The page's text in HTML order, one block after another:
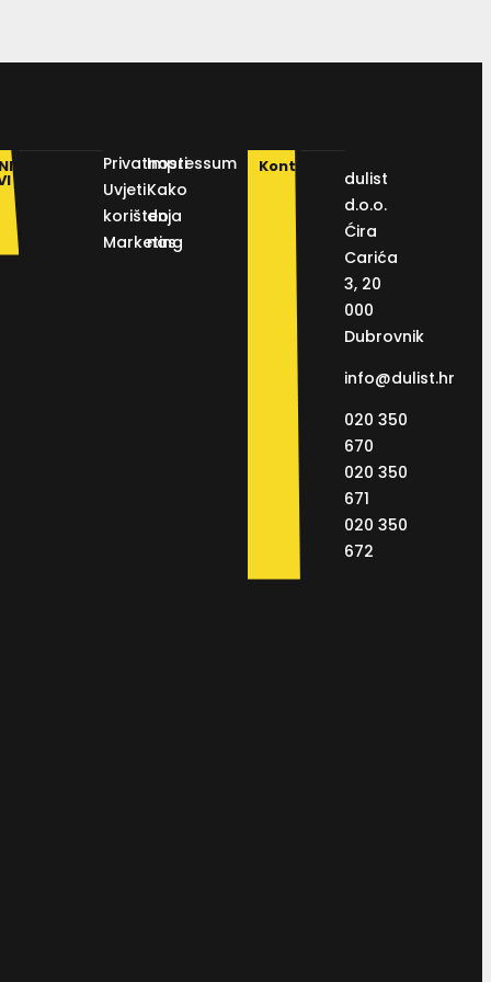
Privatnosti
Uvjeti
korištenja
Marketing
Impressum
Kako
do
nas
Kontakt
dulist
d.o.o.
Ćira
Carića
3, 20
000
Dubrovnik
info@dulist.hr
020 350
670
020 350
671
020 350
672